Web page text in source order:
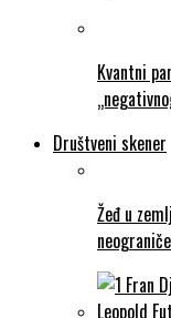
Kvantni
Društveni skener
Žeđ u